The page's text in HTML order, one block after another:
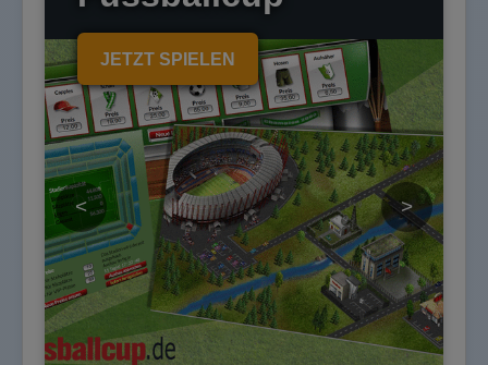
JETZT SPIELEN
< >